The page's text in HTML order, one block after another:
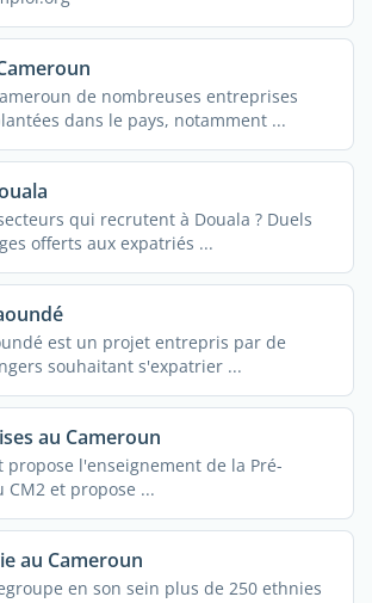
de nombreuses entreprises
dans le pays, notamment ...
qui recrutent à Douala ? Duels
offerts aux expatriés ...
est un projet entrepris par de
souhaitant s'expatrier ...
au Cameroun
propose l'enseignement de la Pré-
CM2 et propose ...
au Cameroun
en son sein plus de 250 ethnies